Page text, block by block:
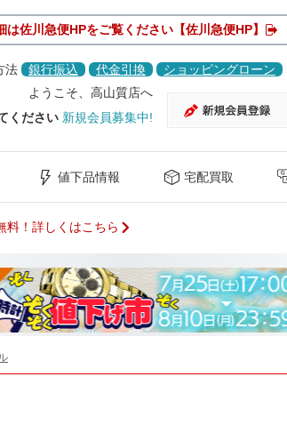
佐川急便HPをご覧ください【佐川急便HP】
法 銀行振込 代金引換 ショッピングローン
ようこそ、高山質店へ
ください 新規会員募集中!
値下品情報 宅配買取
料！詳しくはこちら